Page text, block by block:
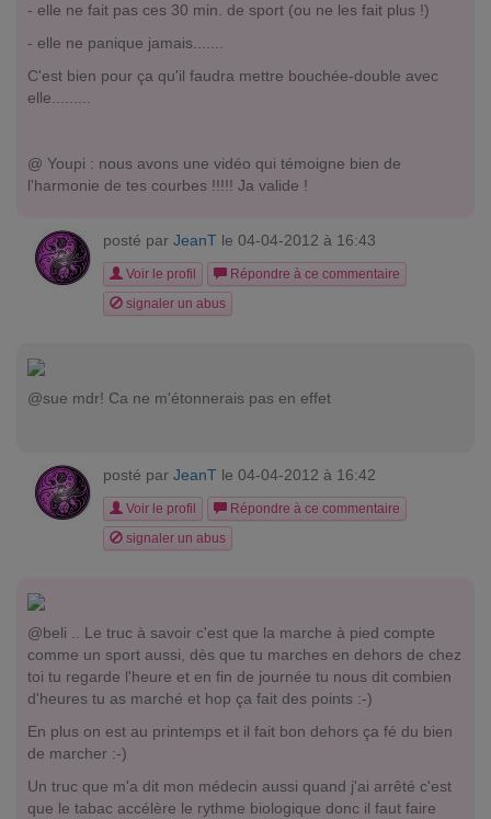
- elle ne fait pas ces 30 min. de sport (ou ne les fait plus !)
- elle ne panique jamais.......
C'est bien pour ça qu'il faudra mettre bouchée-double avec
elle.........
@ Youpi : nous avons une vidéo qui témoigne bien de
l'harmonie de tes courbes !!!!! Ja valide !
posté par JeanT le 04-04-2012 à 16:43
Voir le profil
Répondre à ce commentaire
signaler un abus
@sue mdr! Ca ne m'étonnerais pas en effet
posté par JeanT le 04-04-2012 à 16:42
Voir le profil
Répondre à ce commentaire
signaler un abus
@beli .. Le truc à savoir c'est que la marche à pied compte
comme un sport aussi, dès que tu marches en dehors de chez
toi tu regarde l'heure et en fin de journée tu nous dit combien
d'heures tu as marché et hop ça fait des points :-)
En plus on est au printemps et il fait bon dehors ça fé du bien
de marcher :-)
Un truc que m'a dit mon médecin aussi quand j'ai arrêté c'est
que le tabac accélère le rythme biologique donc il faut faire